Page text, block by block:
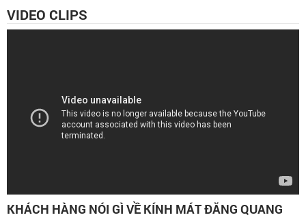
VIDEO CLIPS
KHÁCH HÀNG NÓI GÌ VỀ KÍNH MÁT ĐĂNG QUANG